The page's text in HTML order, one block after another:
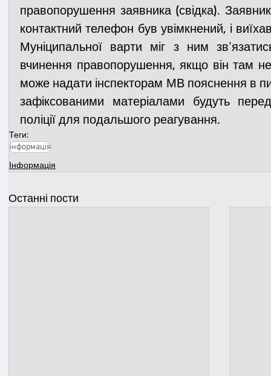
правопорушення заявника (свідка).
контактний телефон був увімкнений, і
Муніципальної варти міг з ним
вчинення правопорушення, якщо він там
може надати інспекторам МВ пояснення в
зафіксованими матеріалами будуть
поліції для подальшого реагування.
Теги:
інформація
Інформація
Останні пости